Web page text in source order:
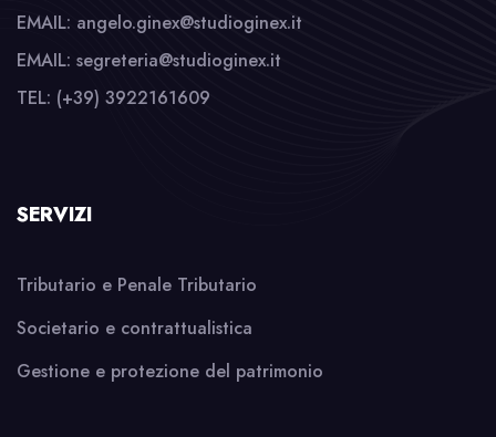
EMAIL: angelo.ginex@studioginex.it
EMAIL: segreteria@studioginex.it
TEL: (+39) 3922161609
SERVIZI
Tributario e Penale Tributario
Societario e contrattualistica
Gestione e protezione del patrimonio